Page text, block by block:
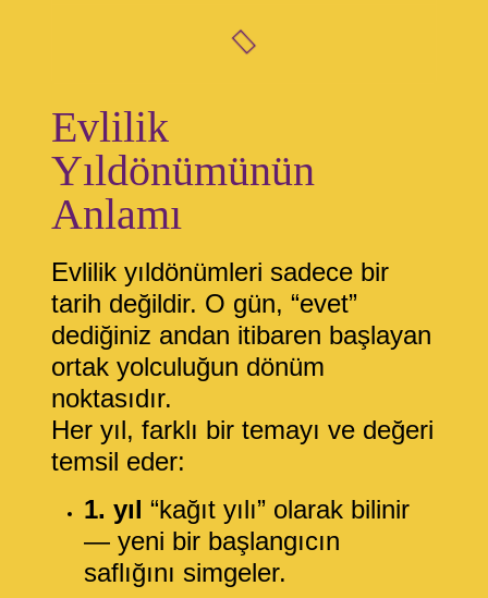
Evlilik
Yıldönümünün
Anlamı
Evlilik yıldönümleri sadece bir
tarih değildir. O gün, “evet”
dediğiniz andan itibaren başlayan
ortak yolculuğun dönüm
noktasıdır.
Her yıl, farklı bir temayı ve değeri
temsil eder:
1. yıl “kağıt yılı” olarak bilinir
— yeni bir başlangıcın
saflığını simgeler.